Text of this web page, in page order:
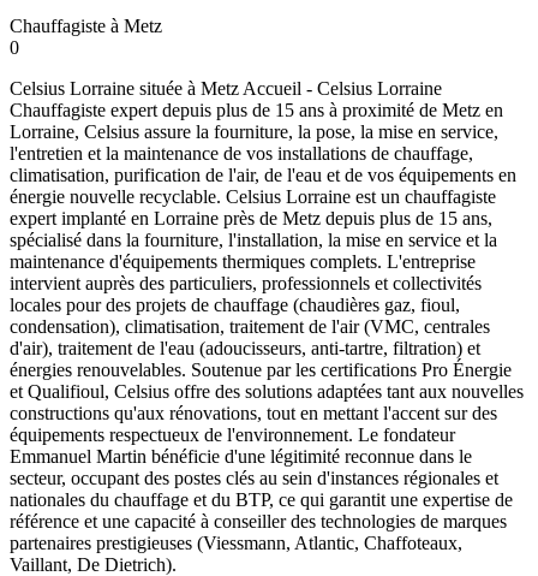
Chauffagiste à Metz
0
Celsius Lorraine située à Metz Accueil - Celsius Lorraine
Chauffagiste expert depuis plus de 15 ans à proximité de Metz en
Lorraine, Celsius assure la fourniture, la pose, la mise en service,
l'entretien et la maintenance de vos installations de chauffage,
climatisation, purification de l'air, de l'eau et de vos équipements en
énergie nouvelle recyclable. Celsius Lorraine est un chauffagiste
expert implanté en Lorraine près de Metz depuis plus de 15 ans,
spécialisé dans la fourniture, l'installation, la mise en service et la
maintenance d'équipements thermiques complets. L'entreprise
intervient auprès des particuliers, professionnels et collectivités
locales pour des projets de chauffage (chaudières gaz, fioul,
condensation), climatisation, traitement de l'air (VMC, centrales
d'air), traitement de l'eau (adoucisseurs, anti-tartre, filtration) et
énergies renouvelables. Soutenue par les certifications Pro Énergie
et Qualifioul, Celsius offre des solutions adaptées tant aux nouvelles
constructions qu'aux rénovations, tout en mettant l'accent sur des
équipements respectueux de l'environnement. Le fondateur
Emmanuel Martin bénéficie d'une légitimité reconnue dans le
secteur, occupant des postes clés au sein d'instances régionales et
nationales du chauffage et du BTP, ce qui garantit une expertise de
référence et une capacité à conseiller des technologies de marques
partenaires prestigieuses (Viessmann, Atlantic, Chaffoteaux,
Vaillant, De Dietrich).